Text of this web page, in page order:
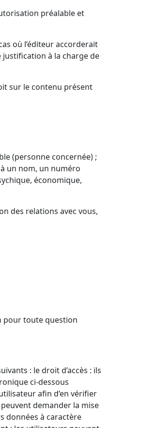
préalable et
où l’éditeur accorderait
à la charge de
sur le contenu présent
(personne concernée) ;
un nom, un numéro
économique,
des relations avec vous,
pour toute question
: le droit d’accès : ils
ci-dessous
afin d’en vérifier
demander la mise
données à caractère